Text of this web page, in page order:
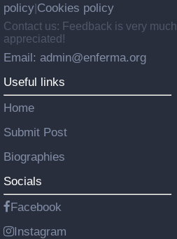
policy Cookies policy
Contact us: Feedback is very much
appreciated!
Email: admin@enferma.org
Useful links
Home
Submit Post
Biographies
Socials
Facebook
Instagram